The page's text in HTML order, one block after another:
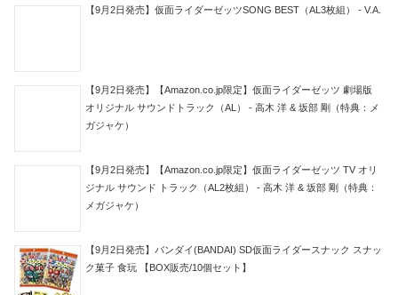
【9月2日発売】仮面ライダーゼッツSONG BEST（AL3枚組） - V.A.
【9月2日発売】【Amazon.co.jp限定】仮面ライダーゼッツ 劇場版
オリジナル サウンドトラック（AL） - 高木 洋 & 坂部 剛（特典：メ
ガジャケ）
【9月2日発売】【Amazon.co.jp限定】仮面ライダーゼッツ TV オリ
ジナル サウンド トラック（AL2枚組） - 高木 洋 & 坂部 剛（特典：
メガジャケ）
【9月2日発売】バンダイ(BANDAI) SD仮面ライダースナック スナッ
ク菓子 食玩 【BOX販売/10個セット】